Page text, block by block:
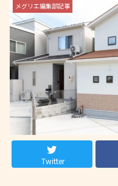
メグリエ編集部記事
Twitter